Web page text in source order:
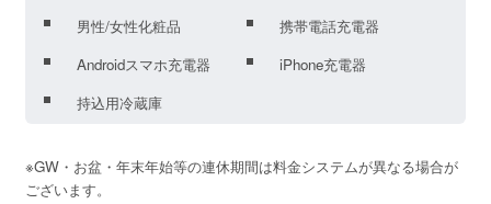
男性/女性化粧品
携帯電話充電器
Androidスマホ充電器
iPhone充電器
持込用冷蔵庫
※GW・お盆・年末年始等の連休期間は料金システムが異なる場合が
ございます。